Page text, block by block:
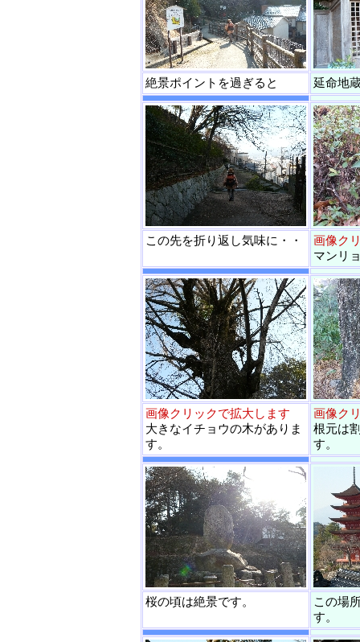
絶景ポイントを過ぎると 延命地
この先を折り返し気味に・・
画像ク
マンリ
画像クリックで拡大します
大きなイチョウの木がありま
す。
画像ク
根元は
す。
桜の頃は絶景です。
この場
す。